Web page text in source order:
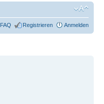
FAQ Registrieren Anmelden